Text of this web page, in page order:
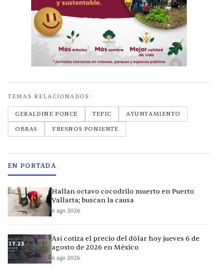
TEMAS RELACIONADOS:
GERALDINE PONCE TEPIC
AYUNTAMIENTO
OBRAS
FRESNOS PONIENTE
EN PORTADA
Hallan octavo cocodrilo muerto en Puerto
Vallarta; buscan la causa
6 ago 2026
Así cotiza el precio del dólar hoy jueves 6 de
agosto de 2026 en México
6 ago 2026